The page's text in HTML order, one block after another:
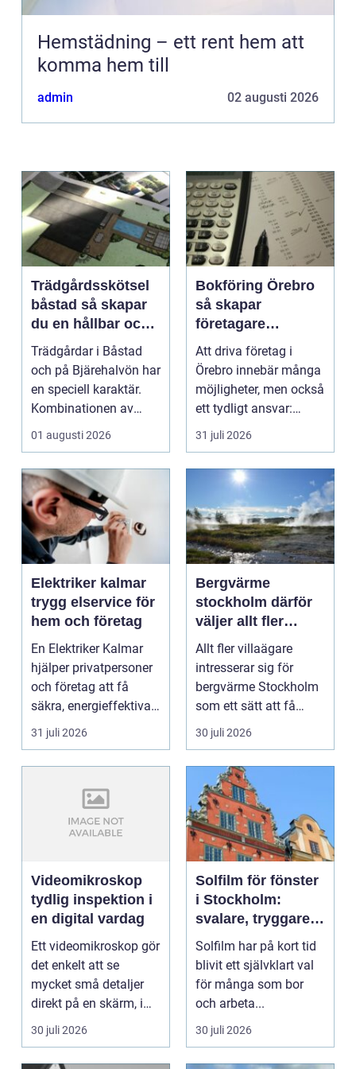
Hemstädning – ett rent hem att
komma hem till
admin 02 augusti 2026
Trädgårdsskötsel
båstad så skapar
du en hållbar och
vacker trädgård på
bjäre
Trädgårdar i Båstad
och på Bjärehalvön har
en speciell karaktär.
Kombinationen av
närheten till have...
01 augusti 2026
Bokföring Örebro
så skapar
företagare
tryggare ekonomi
Att driva företag i
Örebro innebär många
möjligheter, men också
ett tydligt ansvar:
ekonomin måste v...
31 juli 2026
Elektriker kalmar
trygg elservice för
hem och företag
En Elektriker Kalmar
hjälper privatpersoner
och företag att få
säkra, energieffektiva
och framtidssä...
31 juli 2026
Bergvärme
stockholm därför
väljer allt fler
denna
uppvärmning
Allt fler villaägare
intresserar sig för
bergvärme Stockholm
som ett sätt att få
lägre uppvärmningsk...
30 juli 2026
Videomikroskop
tydlig inspektion i
en digital vardag
Ett videomikroskop gör
det enkelt att se
mycket små detaljer
direkt på en skärm, i
stället för genom...
30 juli 2026
Solfilm för fönster
i Stockholm:
svalare, tryggare
och mer privat
inomhusmiljö
Solfilm har på kort tid
blivit ett självklart val
för många som bor
och arbeta...
30 juli 2026